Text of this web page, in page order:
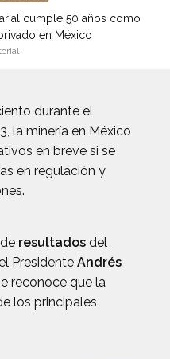
cumple 50 años como
en México
durante el
la minería en México
en breve si se
en regulación y
resultados del
Presidente Andrés
reconoce que la
los principales